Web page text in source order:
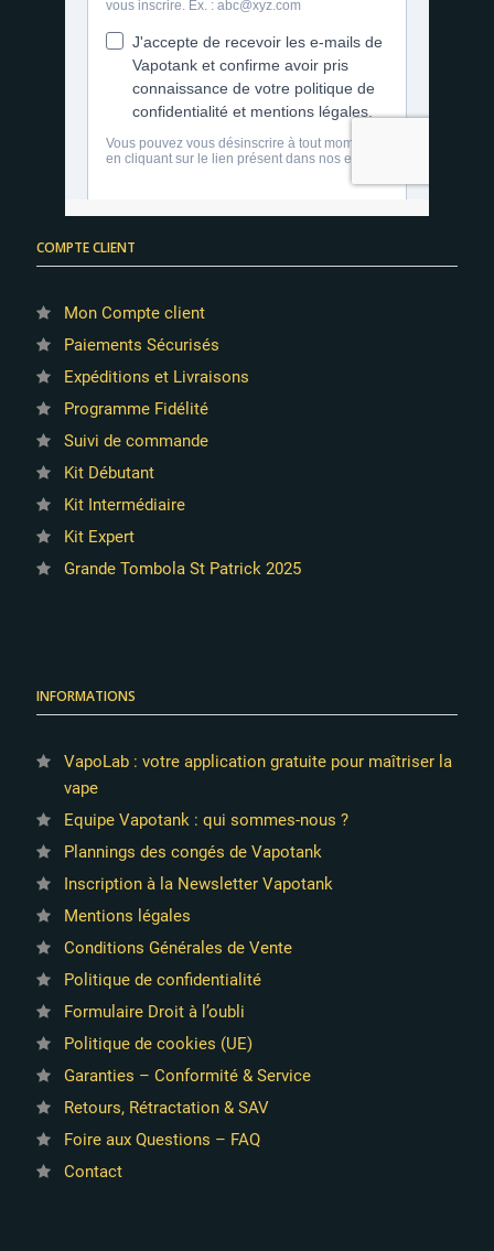
COMPTE CLIENT
Mon Compte client
Paiements Sécurisés
Expéditions et Livraisons
Programme Fidélité
Suivi de commande
Kit Débutant
Kit Intermédiaire
Kit Expert
Grande Tombola St Patrick 2025
INFORMATIONS
VapoLab : votre application gratuite pour maîtriser la
vape
Equipe Vapotank : qui sommes-nous ?
Plannings des congés de Vapotank
Inscription à la Newsletter Vapotank
Mentions légales
Conditions Générales de Vente
Politique de confidentialité
Formulaire Droit à l’oubli
Politique de cookies (UE)
Garanties – Conformité & Service
Retours, Rétractation & SAV
Foire aux Questions – FAQ
Contact